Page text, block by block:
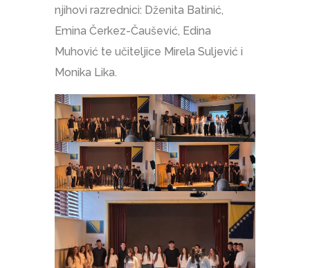
njihovi razrednici: Dženita Batinić,
Emina Čerkez-Čaušević, Edina
Muhović te učiteljice Mirela Suljević i
Monika Lika.